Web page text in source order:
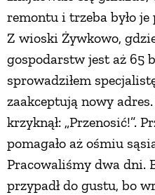
remontu i trzeba było
Z wioski Żywkowo,
gospodarstw jest aż 65
sprowadziłem
zaakceptują nowy
krzyknął: „Przenosić!”.
pomagało aż ośmiu
Pracowaliśmy dwa dni.
przypadł do gustu, bo
DANIA
CIASTA